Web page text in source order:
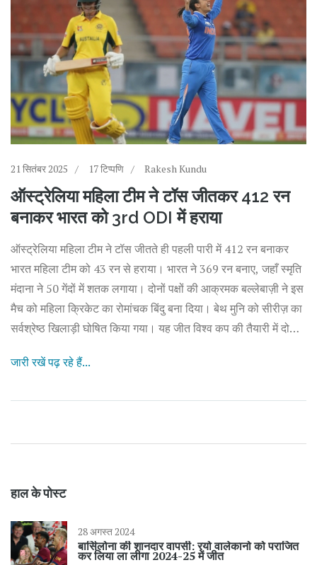
21 सितंबर 2025 17 टिप्पणि Rakesh Kundu
ऑस्ट्रेलिया महिला टीम ने टॉस जीतकर 412 रन
बनाकर भारत को 3rd ODI में हराया
ऑस्ट्रेलिया महिला टीम ने टॉस जीतते ही पहली पारी में 412 रन बनाकर
भारत महिला टीम को 43 रन से हराया। भारत ने 369 रन बनाए, जहाँ स्मृति
मंदाना ने 50 गेंदों में शतक लगाया। दोनों पक्षों की आक्रमक बल्लेबाज़ी ने इस
मैच को महिला क्रिकेट का रोमांचक बिंदु बना दिया। बेथ मुनि को सीरीज़ का
सर्वश्रेष्ठ खिलाड़ी घोषित किया गया। यह जीत विश्व कप की तैयारी में दोनों
जारी रखें पढ़ रहे हैं...
हाल के पोस्ट
28 अगस्त 2024
बार्सिलोना की शानदार वापसी: रयो वालेकानो को पराजित
कर लिया ला लीगा 2024-25 में जीत